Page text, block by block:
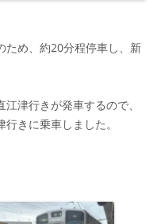
ため、約20分程停車し、新
津行きが発車するので、
きに乗車しました。